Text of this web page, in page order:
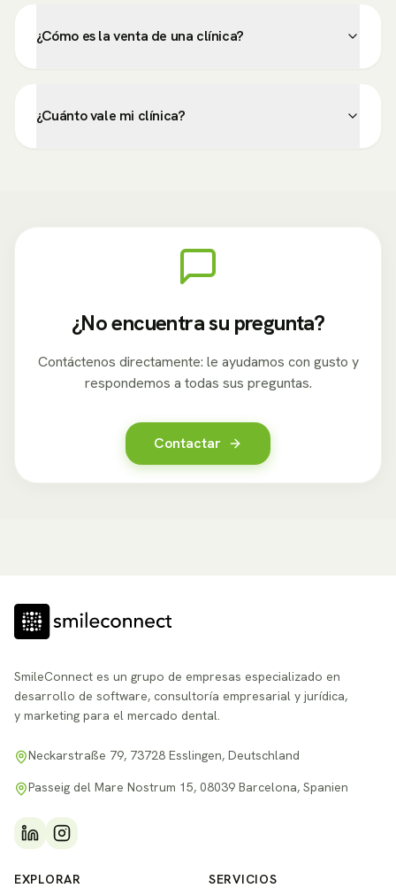
¿Cómo es la venta de una clínica?
¿Cuánto vale mi clínica?
¿No encuentra su pregunta?
Contáctenos directamente: le ayudamos con gusto y
respondemos a todas sus preguntas.
Contactar
SmileConnect es un grupo de empresas especializado en
desarrollo de software, consultoría empresarial y jurídica,
y marketing para el mercado dental.
Neckarstraße 79, 73728 Esslingen, Deutschland
Passeig del Mare Nostrum 15, 08039 Barcelona, Spanien
EXPLORAR SERVICIOS